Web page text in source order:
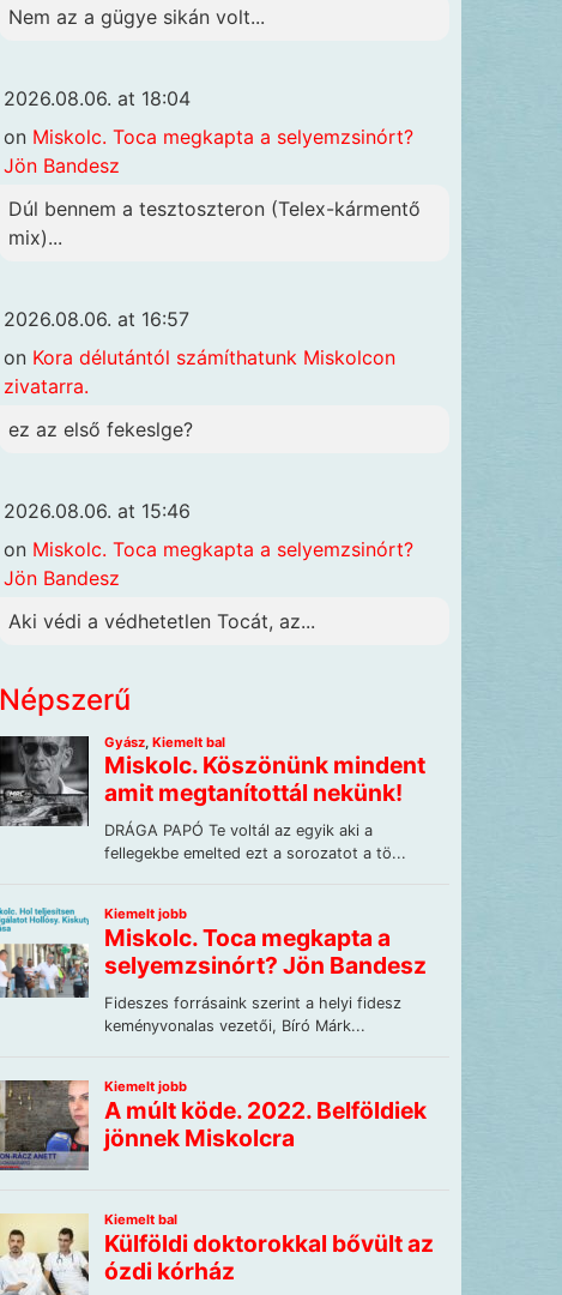
Nem az a gügye sikán volt...
2026.08.06. at 18:04
on Miskolc. Toca megkapta a selyemzsinórt?
Jön Bandesz
Dúl bennem a tesztoszteron (Telex-kármentő
mix)...
2026.08.06. at 16:57
on Kora délutántól számíthatunk Miskolcon
zivatarra.
ez az első fekeslge?
2026.08.06. at 15:46
on Miskolc. Toca megkapta a selyemzsinórt?
Jön Bandesz
Aki védi a védhetetlen Tocát, az...
Népszerű